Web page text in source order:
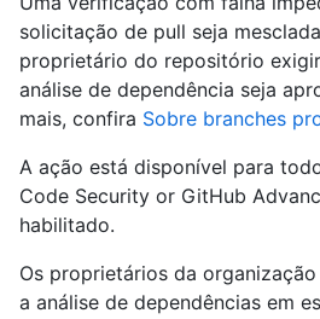
solicitação de pull seja
proprietário do repositório
análise de dependência seja
mais, confira Sobre branches
A ação está disponível para
Code Security or GitHub
habilitado.
Os proprietários da
a análise de dependências em